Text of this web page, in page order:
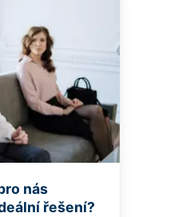
nás
řešení?